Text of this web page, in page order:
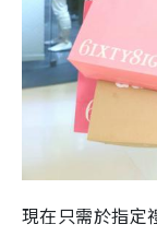
現在只需於指定